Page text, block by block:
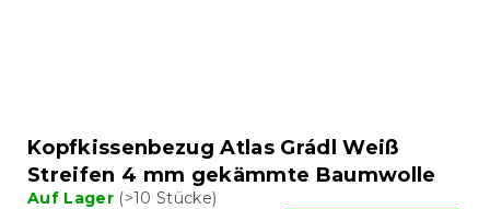
Kopfkissenbezug Atlas Grádl Weiß
Streifen 4 mm gekämmte Baumwolle
Auf Lager (>10 Stücke)